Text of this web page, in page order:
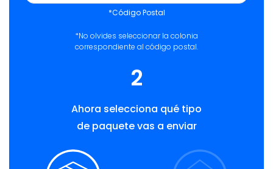
*Código Postal
*No olvides seleccionar la colonia
correspondiente al código postal.
2
Ahora selecciona qué tipo
de paquete vas a enviar